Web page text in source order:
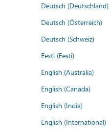
Deutsch (Deutschland)
Deutsch (Österreich)
Deutsch (Schweiz)
Eesti (Eesti)
English (Australia)
English (Canada)
English (India)
English (International)